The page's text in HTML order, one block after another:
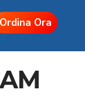
Ordina Ora